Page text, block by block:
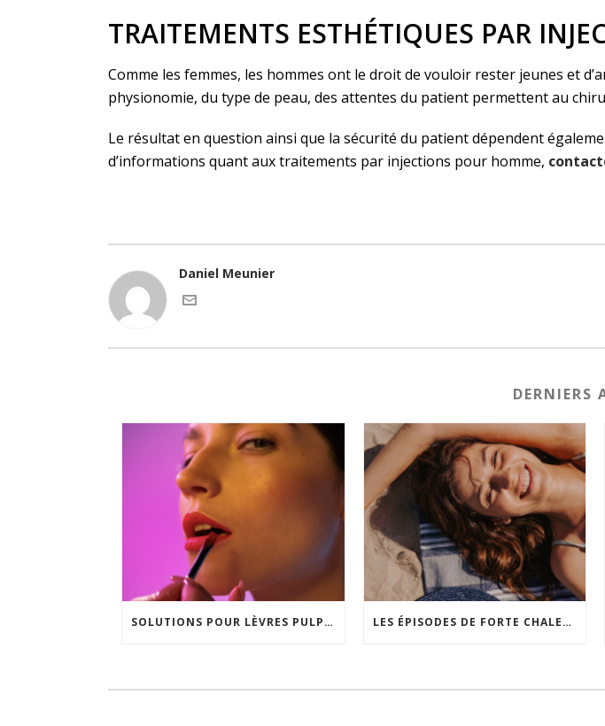
TRAITEMENTS ESTHÉTIQUES PAR
Comme les femmes, les hommes ont le droit de vouloir rester jeunes et
physionomie, du type de peau, des attentes du patient permettent au
Le résultat en question ainsi que la sécurité du patient dépendent
d’informations quant aux traitements par injections pour homme,
Daniel Meunier
DERNIERS
SOLUTIONS POUR LÈVRES PULPEUSES, DU GLOSS AU LIP LIFT LES ÉPISODES DE FORTE CHALEUR FAVORISENT-ILS LE VIEILLISSEMENT CUTANÉ ?